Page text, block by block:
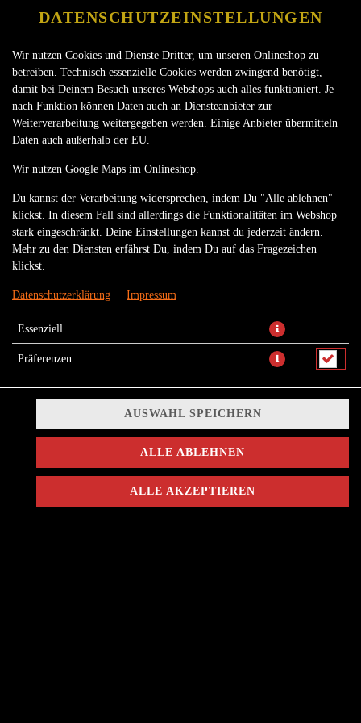
MUFFIN XL DOUBLE CHOC
2,75 € *
* Die Preise können nach Auswahl des Stores variieren.
DATENSCHUTZEINSTELLUNGEN
Wir nutzen Cookies und Dienste Dritter, um unseren Onlineshop zu
betreiben. Technisch essenzielle Cookies werden zwingend benötigt,
damit bei Deinem Besuch unseres Webshops auch alles funktioniert. Je
nach Funktion können Daten auch an Diensteanbieter zur
Weiterverarbeitung weitergegeben werden. Einige Anbieter übermitteln
Daten auch außerhalb der EU.
Wir nutzen Google Maps im Onlineshop.
Du kannst der Verarbeitung widersprechen, indem Du "Alle ablehnen"
klickst. In diesem Fall sind allerdings die Funktionalitäten im Webshop
stark eingeschränkt. Deine Einstellungen kannst du jederzeit ändern.
Mehr zu den Diensten erfährst Du, indem Du auf das Fragezeichen
klickst.
Datenschutzerklärung Impressum
Essenziell
Präferenzen
AUSWAHL SPEICHERN
ALLE ABLEHNEN
ALLE AKZEPTIEREN